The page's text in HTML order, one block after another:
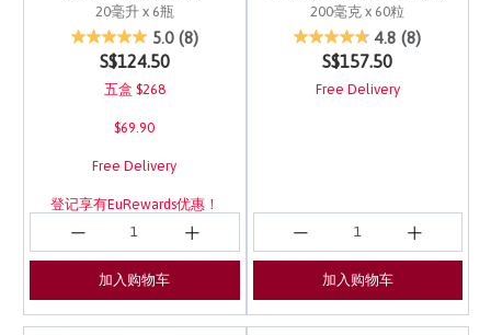
20毫升 x 6瓶
5 out of 5 Customer Rating
5.0 (8)
S$124.50
五盒 $268
$69.90
Free Delivery
登记享有EuRewards优惠！
加入购物车
200毫克 x 60粒
5 out of 5 Customer
4.8 (8)
S$157.50
Free Delivery
加入购物车